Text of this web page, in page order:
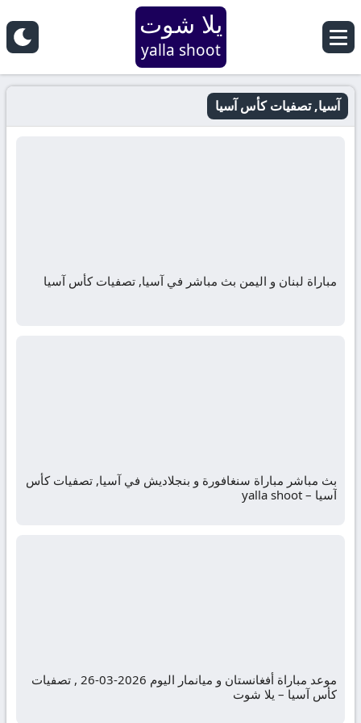
يلا شوت
yalla shoot
آسيا, تصفيات كأس آسيا
مباراة لبنان و اليمن بث مباشر في آسيا, تصفيات كأس آسيا
بث مباشر مباراة سنغافورة و بنجلاديش في آسيا, تصفيات كأس
آسيا – yalla shoot
موعد مباراة أفغانستان و ميانمار اليوم 2026-03-26 , تصفيات
كأس آسيا – يلا شوت